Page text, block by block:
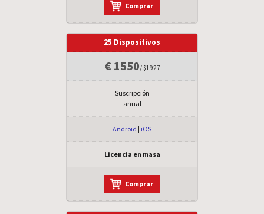
Comprar
25 Dispositivos
€ 1550/ $1927
Suscripción
anual
Android | iOS
Licencia en masa
Comprar